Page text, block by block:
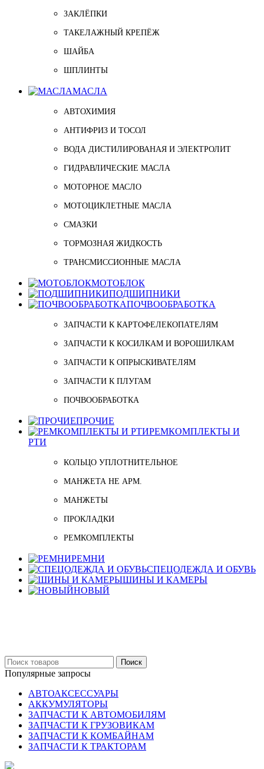
ЗАКЛЁПКИ
ТАКЕЛАЖНЫЙ КРЕПЁЖ
ШАЙБА
ШПЛИНТЫ
МАСЛА
АВТОХИМИЯ
АНТИФРИЗ И ТОСОЛ
ВОДА ДИСТИЛИРОВАНАЯ И ЭЛЕКТРОЛИТ
ГИДРАВЛИЧЕСКИЕ МАСЛА
МОТОРНОЕ МАСЛО
МОТОЦИКЛЕТНЫЕ МАСЛА
СМАЗКИ
ТОРМОЗНАЯ ЖИДКОСТЬ
ТРАНСМИССИОННЫЕ МАСЛА
МОТОБЛОК
ПОДШИПНИКИ
ПОЧВООБРАБОТКА
ЗАПЧАСТИ К КАРТОФЕЛЕКОПАТЕЛЯМ
ЗАПЧАСТИ К КОСИЛКАМ И ВОРОШИЛКАМ
ЗАПЧАСТИ К ОПРЫСКИВАТЕЛЯМ
ЗАПЧАСТИ К ПЛУГАМ
ПОЧВООБРАБОТКА
ПРОЧИЕ
РЕМКОМПЛЕКТЫ И
РТИ
КОЛЬЦО УПЛОТНИТЕЛЬНОЕ
МАНЖЕТА НЕ АРМ.
МАНЖЕТЫ
ПРОКЛАДКИ
РЕМКОМПЛЕКТЫ
РЕМНИ
СПЕЦОДЕЖДА И ОБУВЬ
ШИНЫ И КАМЕРЫ
НОВЫЙ
Поиск
Популярные запросы
АВТОАКСЕССУАРЫ
АККУМУЛЯТОРЫ
ЗАПЧАСТИ К АВТОМОБИЛЯМ
ЗАПЧАСТИ К ГРУЗОВИКАМ
ЗАПЧАСТИ К КОМБАЙНАМ
ЗАПЧАСТИ К ТРАКТОРАМ